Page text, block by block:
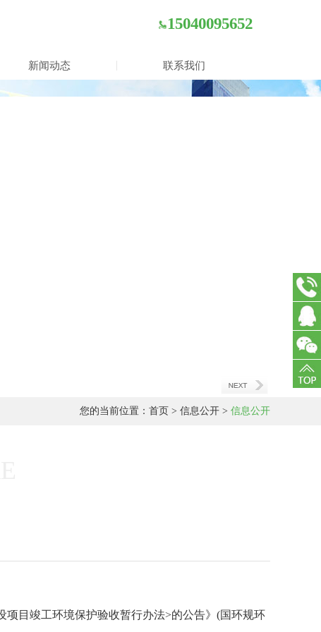
在线
客服
新闻动态 联系我们
15040095652
您的当前位置： 首页 > 信息公开 > 信息公开
目竣工环境保护验收暂行办法>的公告》(国环规环